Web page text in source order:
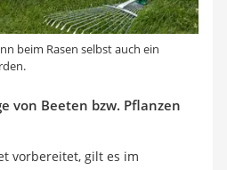
beim Rasen selbst auch ein
von Beeten bzw. Pflanzen
vorbereitet, gilt es im